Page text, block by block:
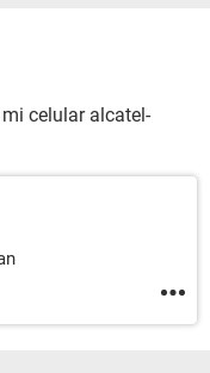
celular alcatel-